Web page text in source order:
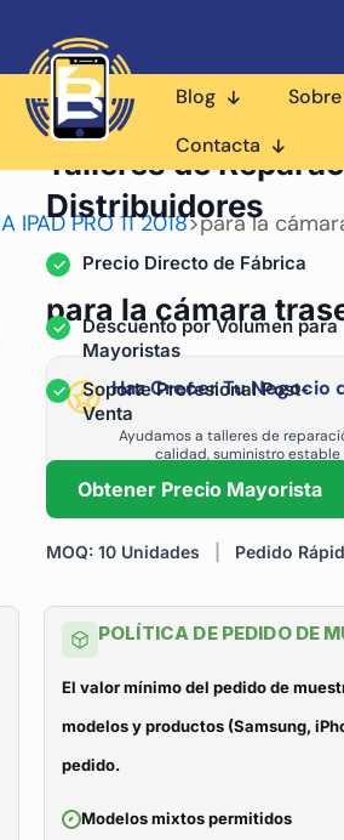
Blog
Contacta
IPAD PRO 11 2018>para la
para la cámara
Haz Crecer Tu Negocio
Ayudamos a talleres de
calidad, suministro
Proveedor Mayorista para
Talleres de
Distribuidores
Precio Directo de Fábrica
Descuento por Volumen para
Mayoristas
Soporte Profesional Post-
Venta
Obtener Precio Mayorista
MOQ: 10 Unidades Pedido
POLÍTICA DE PEDIDO DE
El valor mínimo del pedido de
modelos y productos (Samsung,
pedido.
Modelos mixtos permitidos